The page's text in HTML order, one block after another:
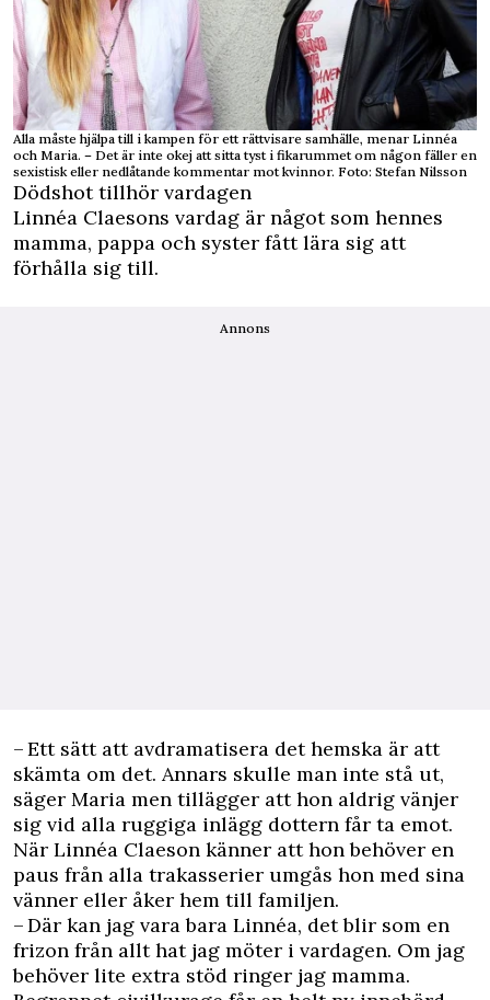
Alla måste hjälpa till i kampen för ett rättvisare samhälle, menar Linnéa
och Maria. – Det är inte okej att sitta tyst i fikarummet om någon fäller en
sexistisk eller nedlåtande kommentar mot kvinnor. Foto: Stefan Nilsson
Dödshot tillhör vardagen
Linnéa Claesons vardag är något som hennes
mamma, pappa och syster fått lära sig att
förhålla sig till.
Annons
– Ett sätt att avdramatisera det hemska är att
skämta om det. Annars skulle man inte stå ut,
säger Maria men tillägger att hon aldrig vänjer
sig vid alla ruggiga inlägg dottern får ta emot.
När Linnéa Claeson känner att hon behöver en
paus från alla trakasserier umgås hon med sina
vänner eller åker hem till familjen.
– Där kan jag vara bara Linnéa, det blir som en
frizon från allt hat jag möter i vardagen. Om jag
behöver lite extra stöd ringer jag mamma.